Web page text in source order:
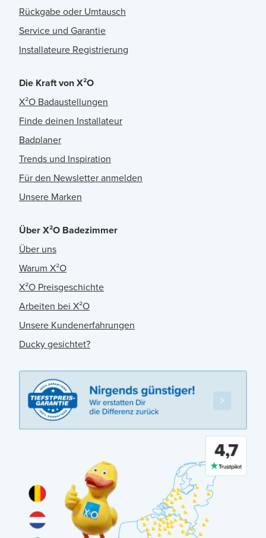
Rückgabe oder Umtausch
Service und Garantie
Installateure Registrierung
Die Kraft von X²O
X²O Badaustellungen
Finde deinen Installateur
Badplaner
Trends und Inspiration
Für den Newsletter anmelden
Unsere Marken
Über X²O Badezimmer
Über uns
Warum X²O
X²O Preisgeschichte
Arbeiten bei X²O
Unsere Kundenerfahrungen
Ducky gesichtet?